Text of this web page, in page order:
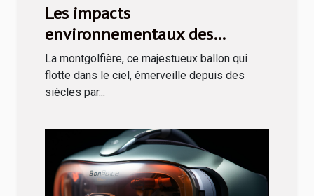
Les impacts
environnementaux des
montgolfières publicitaires et
comment les minimiser
La montgolfière, ce majestueux ballon qui
flotte dans le ciel, émerveille depuis des
siècles par...